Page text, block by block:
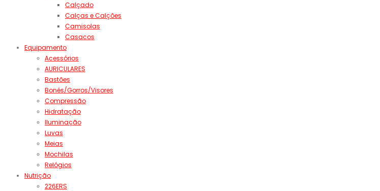
Calçado
Calças e Calções
Camisolas
Casacos
Equipamento
Acessórios
AURICULARES
Bastões
Bonés/Gorros/Visores
Compressão
Hidratação
Iluminação
Luvas
Meias
Mochilas
Relógios
Nutrição
226ERS